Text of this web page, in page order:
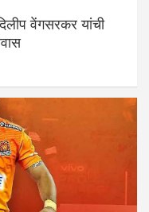
वेंगसरकर यांची